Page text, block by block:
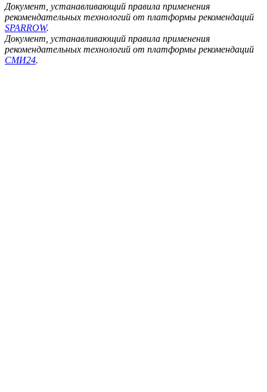
Документ, устанавливающий правила применения
рекомендательных технологий от платформы рекомендаций
SPARROW.
Документ, устанавливающий правила применения
рекомендательных технологий от платформы рекомендаций
СМИ24.